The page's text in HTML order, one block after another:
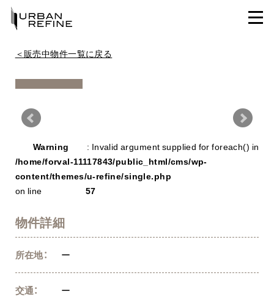
＜販売中物件一覧に戻る
Warning
: Invalid argument supplied for foreach() in
/home/forval-11117843/public_html/cms/wp-
content/themes/u-refine/single.php
on line
57
物件詳細
所在地： ー
交通： ー